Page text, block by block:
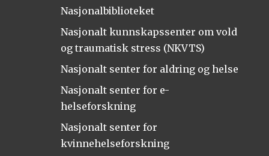
Nasjonalbiblioteket
Nasjonalt kunnskapssenter om vold
og traumatisk stress (NKVTS)
Nasjonalt senter for aldring og helse
Nasjonalt senter for e-
helseforskning
Nasjonalt senter for
kvinnehelseforskning